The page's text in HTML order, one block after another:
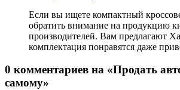
Если вы ищете компактный
обратить внимание на продукцию
производителей. Вам предлагают
комплектация понравятся даже
0 комментариев на «Продать
самому»